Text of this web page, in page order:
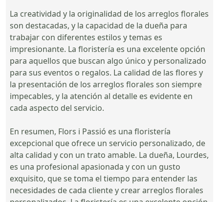
La creatividad y la originalidad de los arreglos florales
son destacadas, y la capacidad de la dueña para
trabajar con diferentes estilos y temas es
impresionante. La floristería es una excelente opción
para aquellos que buscan algo único y personalizado
para sus eventos o regalos. La calidad de las flores y
la presentación de los arreglos florales son siempre
impecables, y la atención al detalle es evidente en
cada aspecto del servicio.
En resumen, Flors i Passió es una floristería
excepcional que ofrece un servicio personalizado, de
alta calidad y con un trato amable. La dueña, Lourdes,
es una profesional apasionada y con un gusto
exquisito, que se toma el tiempo para entender las
necesidades de cada cliente y crear arreglos florales